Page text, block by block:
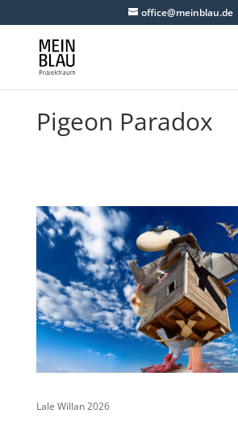
office@meinblau.de
Pigeon Paradox
Lale Willan 2026